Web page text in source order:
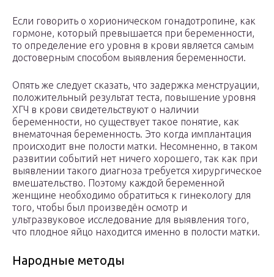
Если говорить о хорионическом гонадотропине, как
гормоне, который превышается при беременности,
то определение его уровня в крови является самым
достоверным способом выявления беременности.
Опять же следует сказать, что задержка менструации,
положительный результат теста, повышение уровня
ХГЧ в крови свидетельствуют о наличии
беременности, но существует такое понятие, как
внематочная беременность. Это когда имплантация
происходит вне полости матки. Несомненно, в таком
развитии событий нет ничего хорошего, так как при
выявлении такого диагноза требуется хирургическое
вмешательство. Поэтому каждой беременной
женщине необходимо обратиться к гинекологу для
того, чтобы был произведён осмотр и
ультразвуковое исследование для выявления того,
что плодное яйцо находится именно в полости матки.
Народные методы